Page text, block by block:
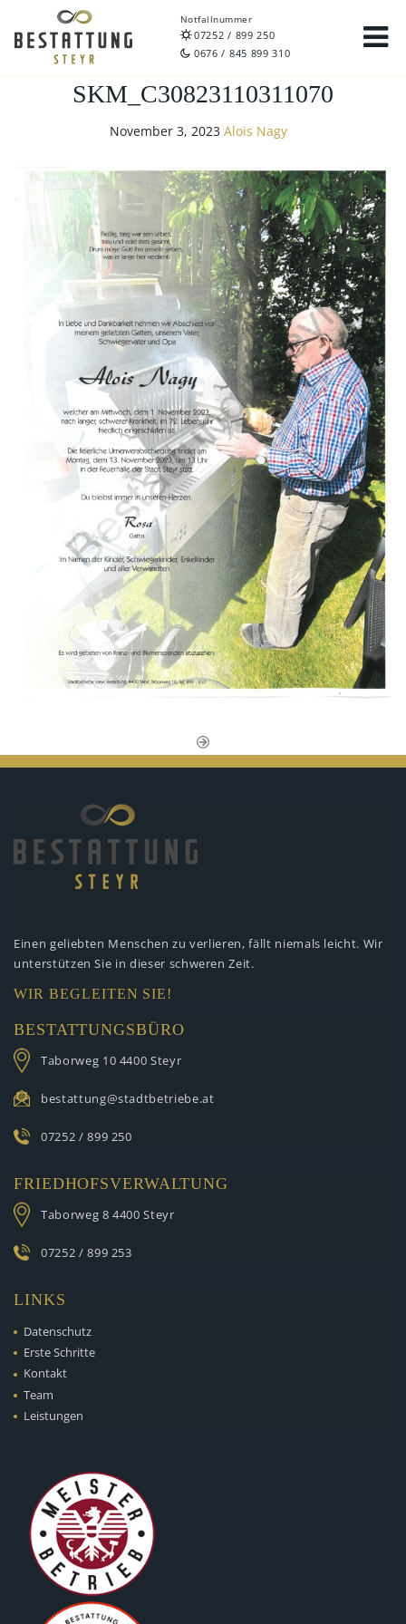
Notfallnummer
07252 / 899 250
0676 / 845 899 310
SKM_C30823110311070
November 3, 2023 Alois Nagy
Einen geliebten Menschen zu verlieren, fällt niemals leicht. Wir
unterstützen Sie in dieser schweren Zeit.
WIR BEGLEITEN SIE!
BESTATTUNGSBÜRO
Taborweg 10 4400 Steyr
bestattung@stadtbetriebe.at
07252 / 899 250
FRIEDHOFSVERWALTUNG
Taborweg 8 4400 Steyr
07252 / 899 253
LINKS
Datenschutz
Erste Schritte
Kontakt
Team
Leistungen